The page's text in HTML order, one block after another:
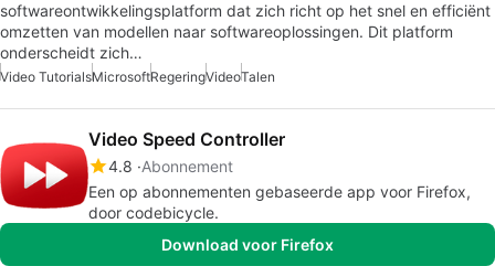
softwareontwikkelingsplatform dat zich richt op het snel en efficiënt
omzetten van modellen naar softwareoplossingen. Dit platform
onderscheidt zich…
Video TutorialsMicrosoftRegeringVideoTalen
Video Speed Controller
4.8 Abonnement
Een op abonnementen gebaseerde app voor Firefox,
door codebicycle.
Download voor Firefox